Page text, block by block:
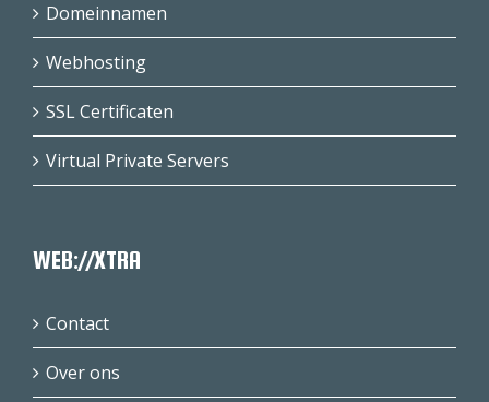
Domeinnamen
Webhosting
SSL Certificaten
Virtual Private Servers
WEB://XTRA
Contact
Over ons